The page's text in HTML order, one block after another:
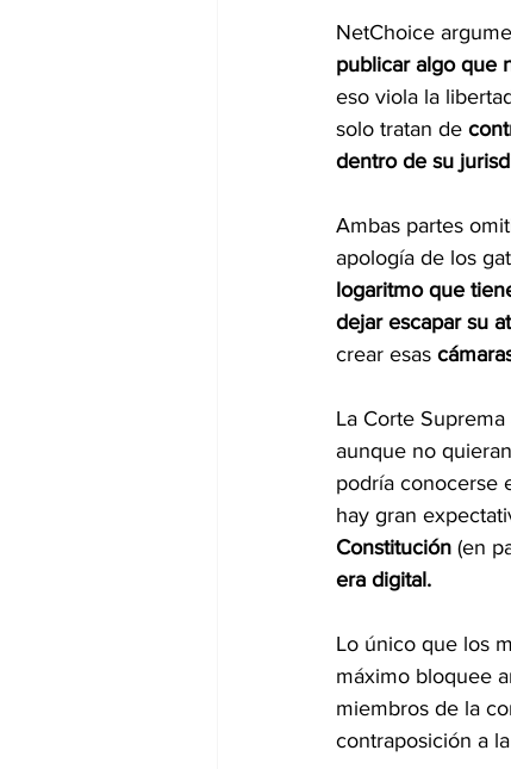
NetChoice
publicar algo que
eso viola la
solo tratan de
dentro de su
Ambas partes
apología de los
logaritmo que
dejar escapar su
crear esas
La Corte
aunque no
podría conocerse
hay gran
Constitución (en
era digital.
Lo único que los
máximo bloquee
miembros de la
contraposición a la